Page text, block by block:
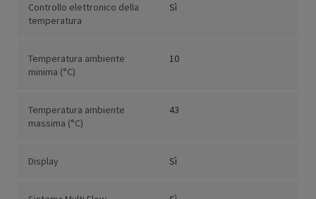
Controllo elettronico della
temperatura
Sì
Temperatura ambiente
minima (°C)
10
Temperatura ambiente
massima (°C)
43
Display Sì